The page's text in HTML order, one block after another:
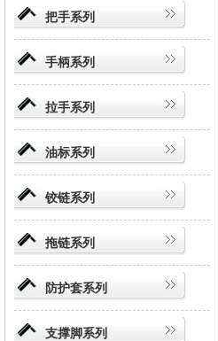
把手系列
手柄系列
拉手系列
油标系列
铰链系列
拖链系列
防护套系列
支撑脚系列